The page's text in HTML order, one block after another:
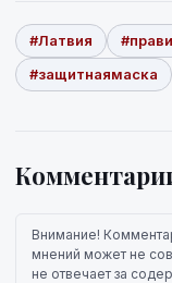
#Латвия
#защитнаямаска
Внимание!
мнений может не
не отвечает за